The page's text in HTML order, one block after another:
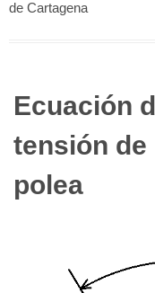
de Cartagena
Ecuación
tensión de
polea